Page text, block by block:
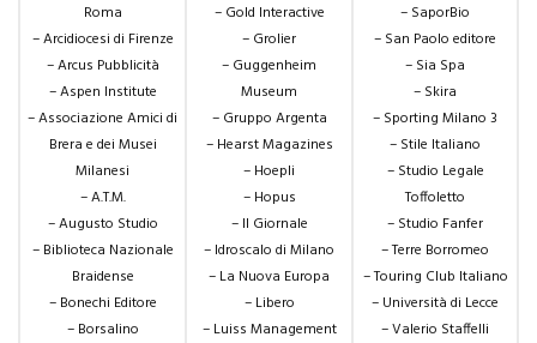
Roma
– Arcidiocesi di Firenze
– Arcus Pubblicità
– Aspen Institute
– Associazione Amici di
Brera e dei Musei
Milanesi
– A.T.M.
– Augusto Studio
– Biblioteca Nazionale
Braidense
– Bonechi Editore
– Borsalino
– Gold Interactive
– Grolier
– Guggenheim
Museum
– Gruppo Argenta
– Hearst Magazines
– Hoepli
– Hopus
– Il Giornale
– Idroscalo di Milano
– La Nuova Europa
– Libero
– Luiss Management
– SaporBio
– San Paolo editore
– Sia Spa
– Skira
– Sporting Milano 3
– Stile Italiano
– Studio Legale
Toffoletto
– Studio Fanfer
– Terre Borromeo
– Touring Club Italiano
– Università di Lecce
– Valerio Staffelli